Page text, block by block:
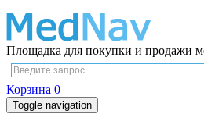
Площадка для покупки и продажи
Корзина 0
Toggle navigation